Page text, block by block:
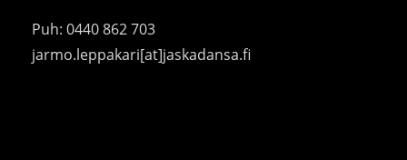
Puh: 0440 862 703
jarmo.leppakari[at]jaskadansa.fi